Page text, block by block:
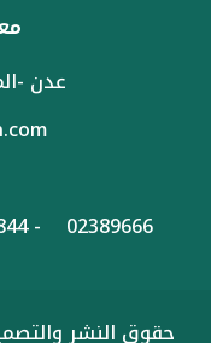
عدن -
02389666 - 02383844 - 02383855 - 02386999
حقوق النشر